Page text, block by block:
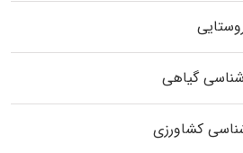
گیاهی
کشاورزی